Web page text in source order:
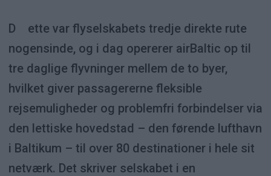
Dette var flyselskabets tredje direkte rute
nogensinde, og i dag opererer airBaltic op til
tre daglige flyvninger mellem de to byer,
hvilket giver passagererne fleksible
rejsemuligheder og problemfri forbindelser via
den lettiske hovedstad – den førende lufthavn
i Baltikum – til over 80 destinationer i hele sit
netværk. Det skriver selskabet i en